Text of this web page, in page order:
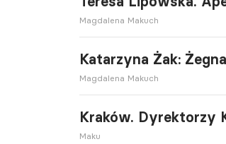
Magdalena Makuch
Katarzyna Żak:
Magdalena Makuch
Kraków. Dyrektorzy
Maku